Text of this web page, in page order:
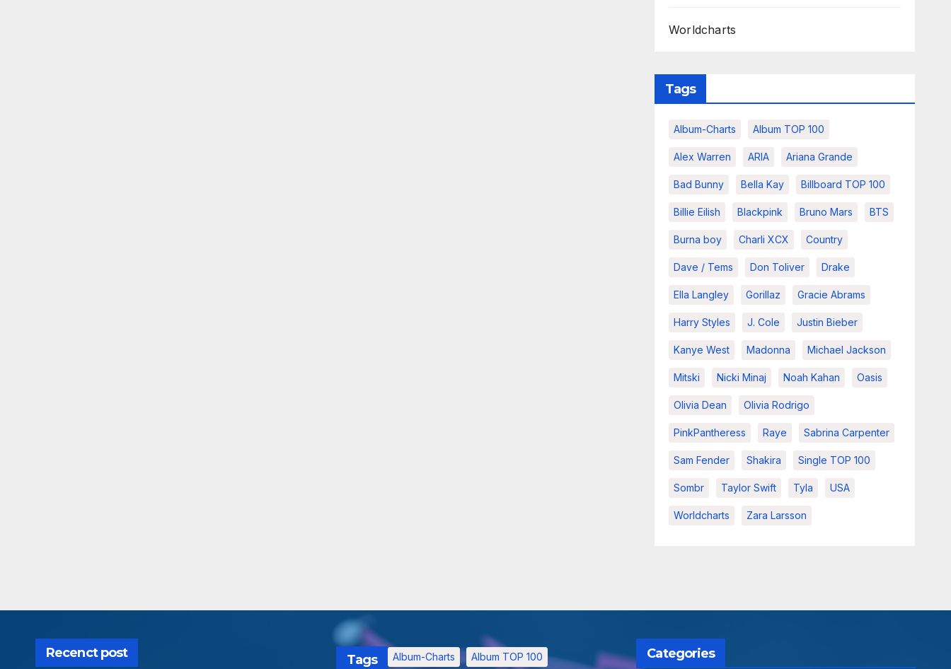
Worldcharts
Tags
Album-Charts Album TOP 100
Alex Warren ARIA Ariana Grande
Bad Bunny Bella Kay Billboard TOP 100
Billie Eilish Blackpink Bruno Mars BTS
Burna boy Charli XCX Country
Dave / Tems Don Toliver Drake
Ella Langley Gorillaz Gracie Abrams
Harry Styles J. Cole Justin Bieber
Kanye West Madonna Michael Jackson
Mitski Nicki Minaj Noah Kahan Oasis
Olivia Dean Olivia Rodrigo
PinkPantheress Raye Sabrina Carpenter
Sam Fender Shakira Single TOP 100
Sombr Taylor Swift Tyla USA
Worldcharts Zara Larsson
Recenct post Tags Album-Charts Album TOP 100 Categories